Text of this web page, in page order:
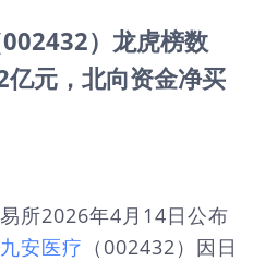
）龙虎榜数
元，北向资金净买
所2026年4月14日公布
九安医疗 （002432）因日